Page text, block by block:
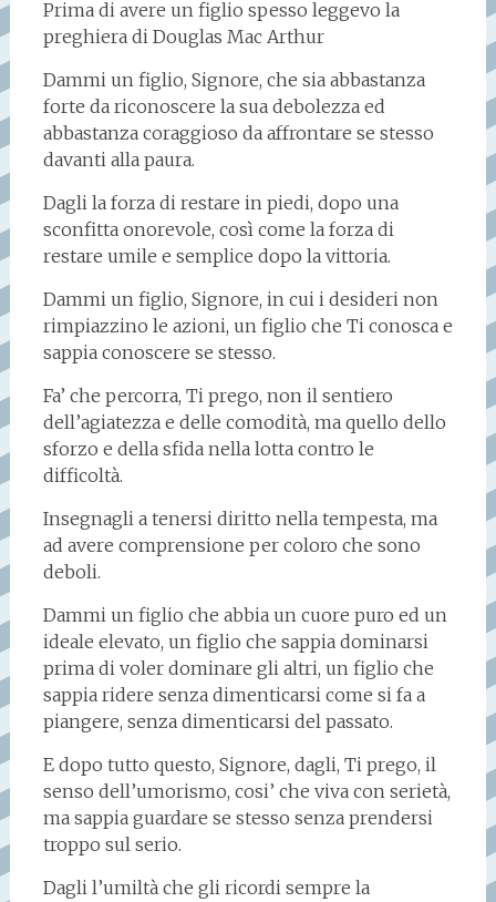
Prima di avere un figlio spesso leggevo la
preghiera di Douglas Mac Arthur
Dammi un figlio, Signore, che sia abbastanza
forte da riconoscere la sua debolezza ed
abbastanza coraggioso da affrontare se stesso
davanti alla paura.
Dagli la forza di restare in piedi, dopo una
sconfitta onorevole, così come la forza di
restare umile e semplice dopo la vittoria.
Dammi un figlio, Signore, in cui i desideri non
rimpiazzino le azioni, un figlio che Ti conosca e
sappia conoscere se stesso.
Fa’ che percorra, Ti prego, non il sentiero
dell’agiatezza e delle comodità, ma quello dello
sforzo e della sfida nella lotta contro le
difficoltà.
Insegnagli a tenersi diritto nella tempesta, ma
ad avere comprensione per coloro che sono
deboli.
Dammi un figlio che abbia un cuore puro ed un
ideale elevato, un figlio che sappia dominarsi
prima di voler dominare gli altri, un figlio che
sappia ridere senza dimenticarsi come si fa a
piangere, senza dimenticarsi del passato.
E dopo tutto questo, Signore, dagli, Ti prego, il
senso dell’umorismo, cosi’ che viva con serietà,
ma sappia guardare se stesso senza prendersi
troppo sul serio.
Dagli l’umiltà che gli ricordi sempre la